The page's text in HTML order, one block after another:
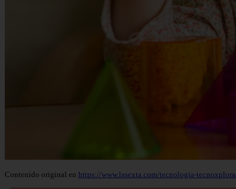
Contenido original en https://www.lasexta.com/tecnologia-